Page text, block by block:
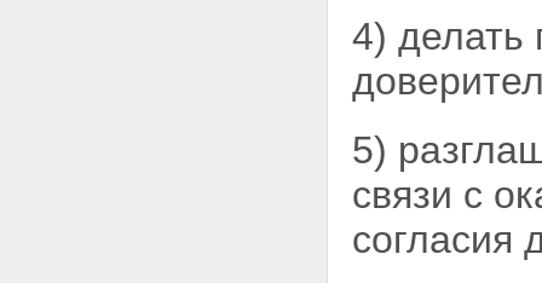
4) делать
5)
связи с
согласия